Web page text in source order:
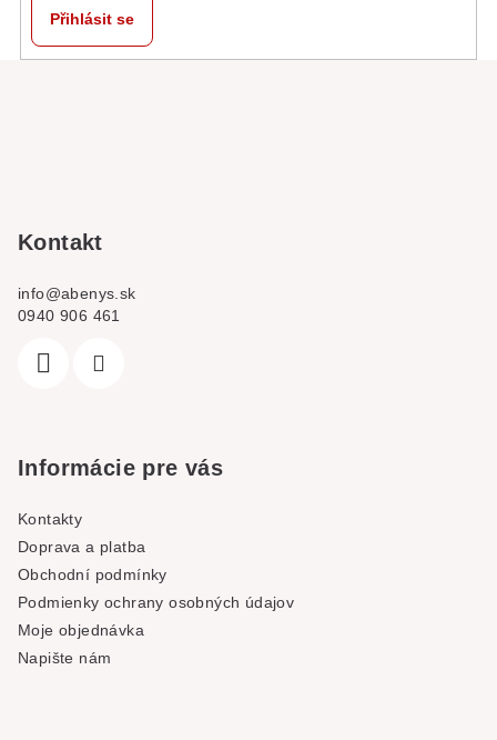
Přihlásit se
Kontakt
info@abenys.sk
0940 906 461
Informácie pre vás
Kontakty
Doprava a platba
Obchodní podmínky
Podmienky ochrany osobných údajov
Moje objednávka
Napište nám